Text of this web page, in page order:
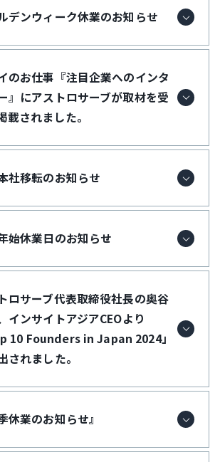
デンウィーク休業のお知らせ
のお仕事『注目企業へのインタ
』にアストロサーブが取材を受
載されました。
社移転のお知らせ
始休業日のお知らせ
ロサーブ代表取締役社長の奥谷
インサイトアジアCEOより
10 Founders in Japan 2024」
されました。
休業のお知らせ』